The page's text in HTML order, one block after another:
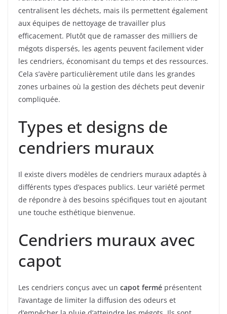
centralisent les déchets, mais ils permettent également
aux équipes de nettoyage de travailler plus
efficacement. Plutôt que de ramasser des milliers de
mégots dispersés, les agents peuvent facilement vider
les cendriers, économisant du temps et des ressources.
Cela s’avère particulièrement utile dans les grandes
zones urbaines où la gestion des déchets peut devenir
compliquée.
Types et designs de
cendriers muraux
Il existe divers modèles de cendriers muraux adaptés à
différents types d’espaces publics. Leur variété permet
de répondre à des besoins spécifiques tout en ajoutant
une touche esthétique bienvenue.
Cendriers muraux avec
capot
Les cendriers conçus avec un capot fermé présentent
l’avantage de limiter la diffusion des odeurs et